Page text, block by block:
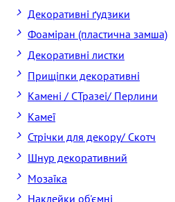
Декоративні ґудзики
Фоаміран (пластична замша)
Декоративні листки
Прищіпки декоративні
Камені / CТразеі/ Перлини
Камеї
Стрічки для декору/ Скотч
Шнур декоративний
Мозаїка
Наклейки об'ємні